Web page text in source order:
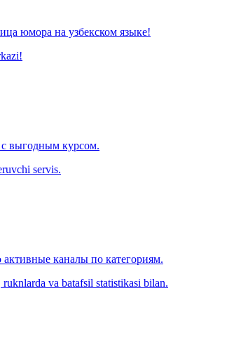
юмора на узбекском языке!
выгодным курсом.
servis.
каналы по категориям.
va batafsil statistikasi bilan.